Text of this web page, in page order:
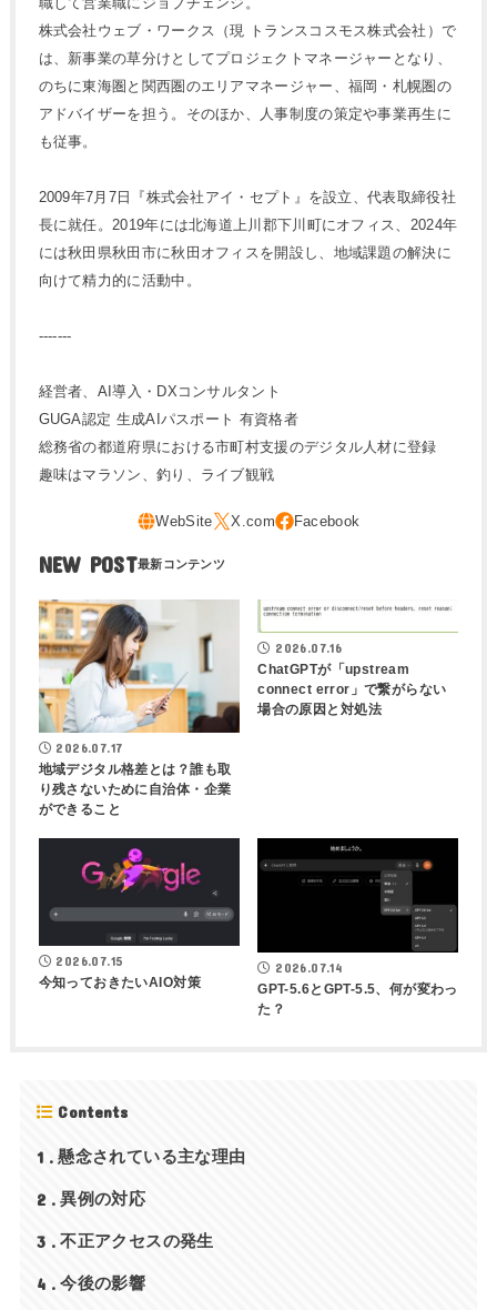
株式会社ウェブ・ワークス（現 トランスコスモス株式会社）で
は、新事業の草分けとしてプロジェクトマネージャーとなり、
のちに東海圏と関西圏のエリアマネージャー、福岡・札幌圏の
アドバイザーを担う。そのほか、人事制度の策定や事業再生に
も従事。
2009年7月7日『株式会社アイ・セプト』を設立、代表取締役社
長に就任。2019年には北海道上川郡下川町にオフィス、2024年
には秋田県秋田市に秋田オフィスを開設し、地域課題の解決に
向けて精力的に活動中。
-------
経営者、AI導入・DXコンサルタント
GUGA認定 生成AIパスポート 有資格者
総務省の都道府県における市町村支援のデジタル人材に登録
趣味はマラソン、釣り、ライブ観戦
NEW POST
2026.07.17
地域デジタル格差とは？誰も取
り残さないために自治体・企業
ができること
2026.07.16
ChatGPTが「upstream
connect error」で繋がらない
場合の原因と対処法
2026.07.15
今知っておきたいAIO対策
2026.07.14
GPT-5.6とGPT-5.5、何が変わっ
た？
Contents
1 懸念されている主な理由
2 異例の対応
3 不正アクセスの発生
4 今後の影響